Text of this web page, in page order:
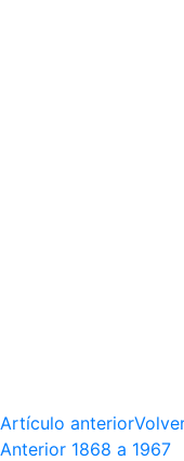
Artículo anterior
Anterior 1868 a 1967